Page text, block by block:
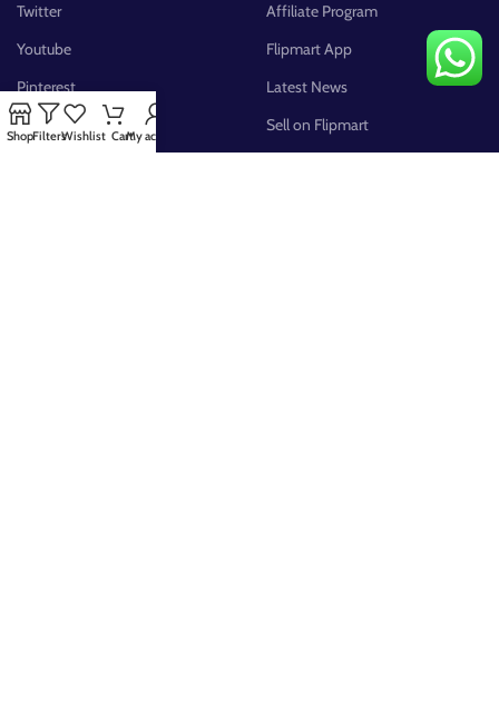
Twitter
Youtube
Pinterest
FB Group
Affiliate Program
Flipmart App
Latest News
Sell on Flipmart
ShopFiltersWishlist CartMy account